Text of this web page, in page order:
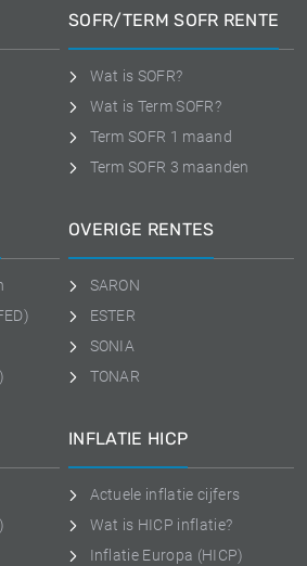
SOFR/TERM SOFR RENTE
Wat is SOFR?
Wat is Term SOFR?
Term SOFR 1 maand
Term SOFR 3 maanden
OVERIGE RENTES
SARON
ESTER
SONIA
TONAR
INFLATIE HICP
Actuele inflatie cijfers
Wat is HICP inflatie?
Inflatie Europa (HICP)